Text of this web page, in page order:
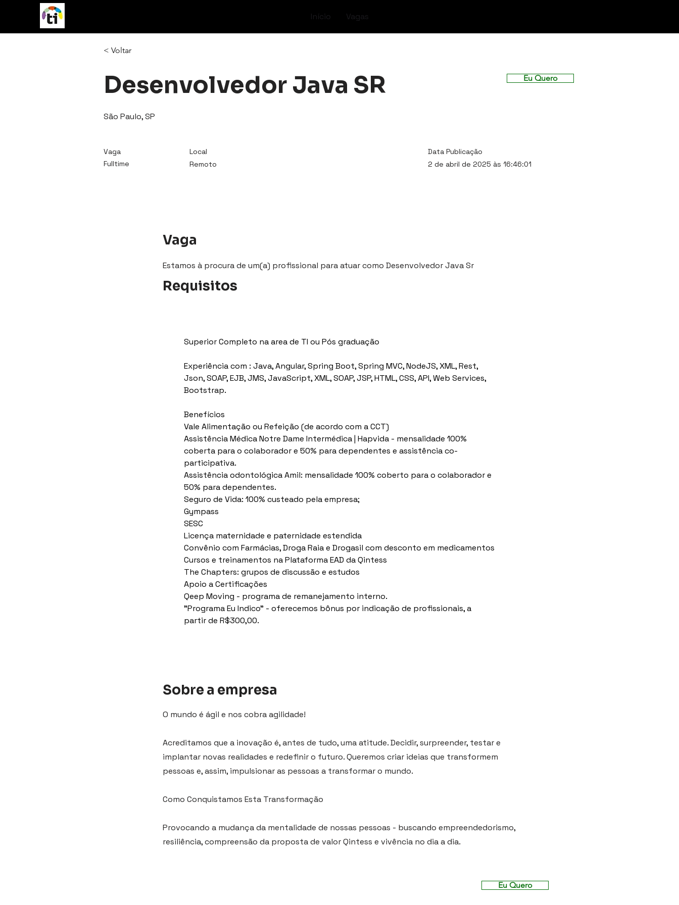
Início Vagas
< Voltar
Desenvolvedor Java SR Eu Quero
São Paulo, SP
Vaga
Fulltime
Local
Remoto
Data Publicação
2 de abril de 2025 às 16:46:01
Vaga
Estamos à procura de um(a) profissional para atuar como Desenvolvedor Java Sr
Requisitos
Superior Completo na area de TI ou Pós graduação
Experiência com : Java, Angular, Spring Boot, Spring MVC, NodeJS, XML, Rest,
Json, SOAP, EJB, JMS, JavaScript, XML, SOAP, JSP, HTML, CSS, API, Web Services,
Bootstrap.
Benefícios
Vale Alimentação ou Refeição (de acordo com a CCT)
Assistência Médica Notre Dame Intermédica | Hapvida - mensalidade 100%
coberta para o colaborador e 50% para dependentes e assistência co-
participativa.
Assistência odontológica Amil: mensalidade 100% coberto para o colaborador e
50% para dependentes.
Seguro de Vida: 100% custeado pela empresa;
Gympass
SESC
Licença maternidade e paternidade estendida
Convênio com Farmácias, Droga Raia e Drogasil com desconto em medicamentos
Cursos e treinamentos na Plataforma EAD da Qintess
The Chapters: grupos de discussão e estudos
Apoio a Certificações
Qeep Moving - programa de remanejamento interno.
"Programa Eu Indico" - oferecemos bônus por indicação de profissionais, a
partir de R$300,00.
Sobre a empresa
O mundo é ágil e nos cobra agilidade!
Acreditamos que a inovação é, antes de tudo, uma atitude. Decidir, surpreender, testar e
implantar novas realidades e redefinir o futuro. Queremos criar ideias que transformem
pessoas e, assim, impulsionar as pessoas a transformar o mundo.
Como Conquistamos Esta Transformação
Provocando a mudança da mentalidade de nossas pessoas - buscando empreendedorismo,
resiliência, compreensão da proposta de valor Qintess e vivência no dia a dia.
Eu Quero